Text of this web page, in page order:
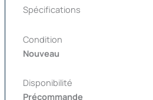
Spécifications
Condition
Nouveau
Disponibilité
Précommande